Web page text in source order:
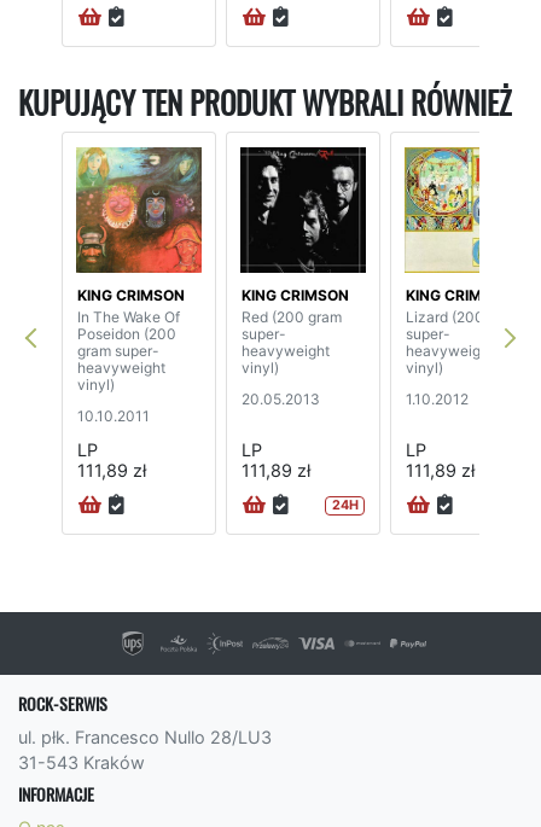
KUPUJĄCY TEN PRODUKT WYBRALI RÓWNIEŻ
KING CRIMSON
In The Wake Of
Poseidon (200
gram super-
heavyweight
vinyl)
10.10.2011
LP
111,89 zł
KING CRIMSON
Red (200 gram
super-
heavyweight
vinyl)
20.05.2013
LP
111,89 zł
24H
KING CRIMSON
Lizard (200 gram
super-
heavyweight
vinyl)
1.10.2012
LP
111,89 zł
ROCK-SERWIS
ul. płk. Francesco Nullo 28/LU3
31-543 Kraków
INFORMACJE